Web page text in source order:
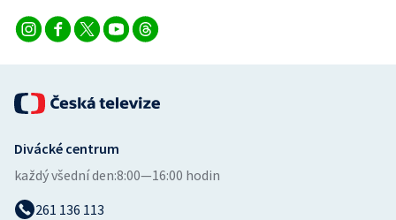
Divácké centrum
každý všední den:8:00—16:00 hodin
261 136 113